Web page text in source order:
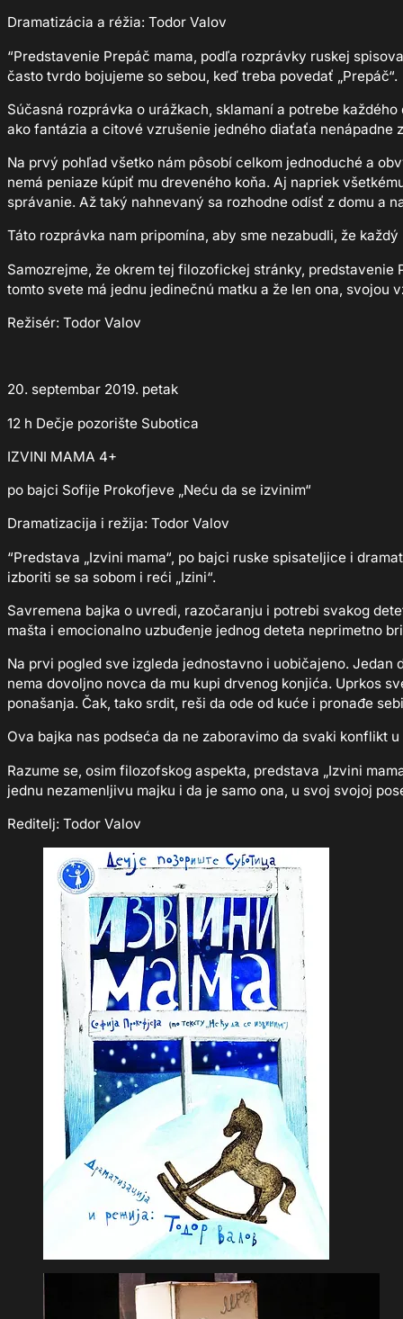
Dramatizácia a réžia: Todor Valov
“Predstavenie Prepáč mama, podľa rozprávky ruskej
často tvrdo bojujeme so sebou, keď treba povedať „Prepáč“.
Súčasná rozprávka o urážkach, sklamaní a potrebe
ako fantázia a citové vzrušenie jedného diaťaťa nenápadne
Na prvý pohľad všetko nám pôsobí celkom jednoduché a
nemá peniaze kúpiť mu dreveného koňa. Aj napriek
správanie. Až taký nahnevaný sa rozhodne odísť z domu a
Táto rozprávka nam pripomína, aby sme nezabudli, že
Samozrejme, že okrem tej filozofickej stránky, predstavenie
tomto svete má jednu jedinečnú matku a že len ona, svojou
Režisér: Todor Valov
20. septembar 2019. petak
12 h Dečje pozorište Subotica
IZVINI MAMA 4+
po bajci Sofije Prokofjeve „Neću da se izvinim“
Dramatizacija i režija: Todor Valov
“Predstava „Izvini mama“, po bajci ruske spisateljice i
izboriti se sa sobom i reći „Izini“.
Savremena bajka o uvredi, razočaranju i potrebi svakog
mašta i emocionalno uzbuđenje jednog deteta neprimetno
Na prvi pogled sve izgleda jednostavno i uobičajeno.
nema dovoljno novca da mu kupi drvenog konjića. Uprkos
ponašanja. Čak, tako srdit, reši da ode od kuće i pronađe
Ova bajka nas podseća da ne zaboravimo da svaki konflikt
Razume se, osim filozofskog aspekta, predstava „Izvini
jednu nezamenljivu majku i da je samo ona, u svoj svojoj
Reditelj: Todor Valov